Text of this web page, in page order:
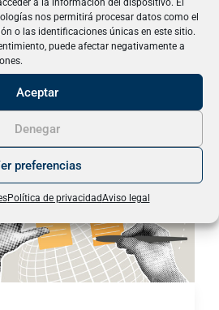
a la información del dispositivo. El
nos permitirá procesar datos como el
o las identificaciones únicas en este sitio.
puede afectar negativamente a
Aceptar
Denegar
preferencias
Política de privacidadAviso legal